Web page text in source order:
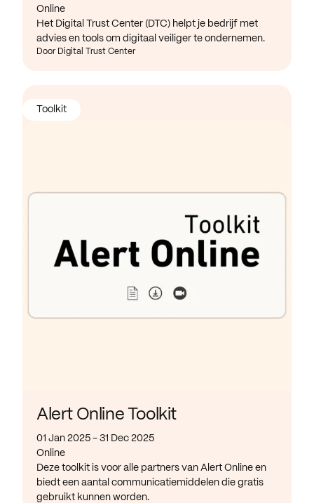
Online
Het Digital Trust Center (DTC) helpt je bedrijf met
advies en tools om digitaal veiliger te ondernemen.
Door Digital Trust Center
Alert Online Toolkit
01 Jan 2025 - 31 Dec 2025
Online
Deze toolkit is voor alle partners van Alert Online en
biedt een aantal communicatiemiddelen die gratis
gebruikt kunnen worden.
Toolkit